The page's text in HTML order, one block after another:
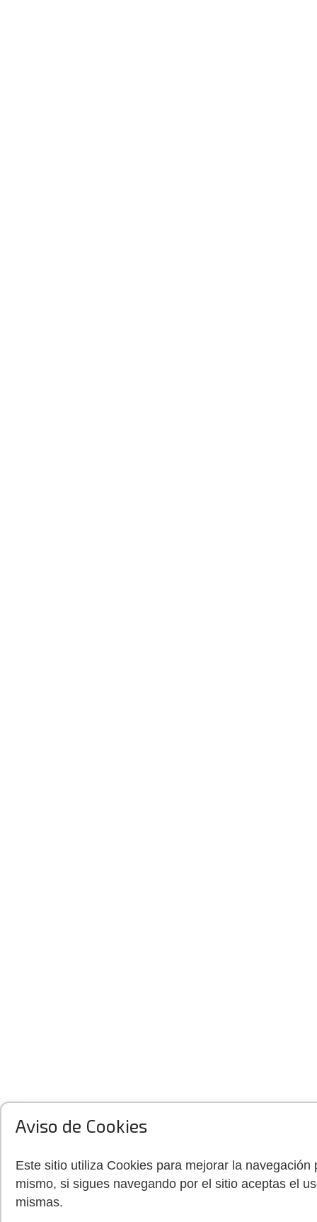
Aviso de Cookies
Este sitio utiliza Cookies para mejorar la navegación
mismo, si sigues navegando por el sitio aceptas el
mismas.